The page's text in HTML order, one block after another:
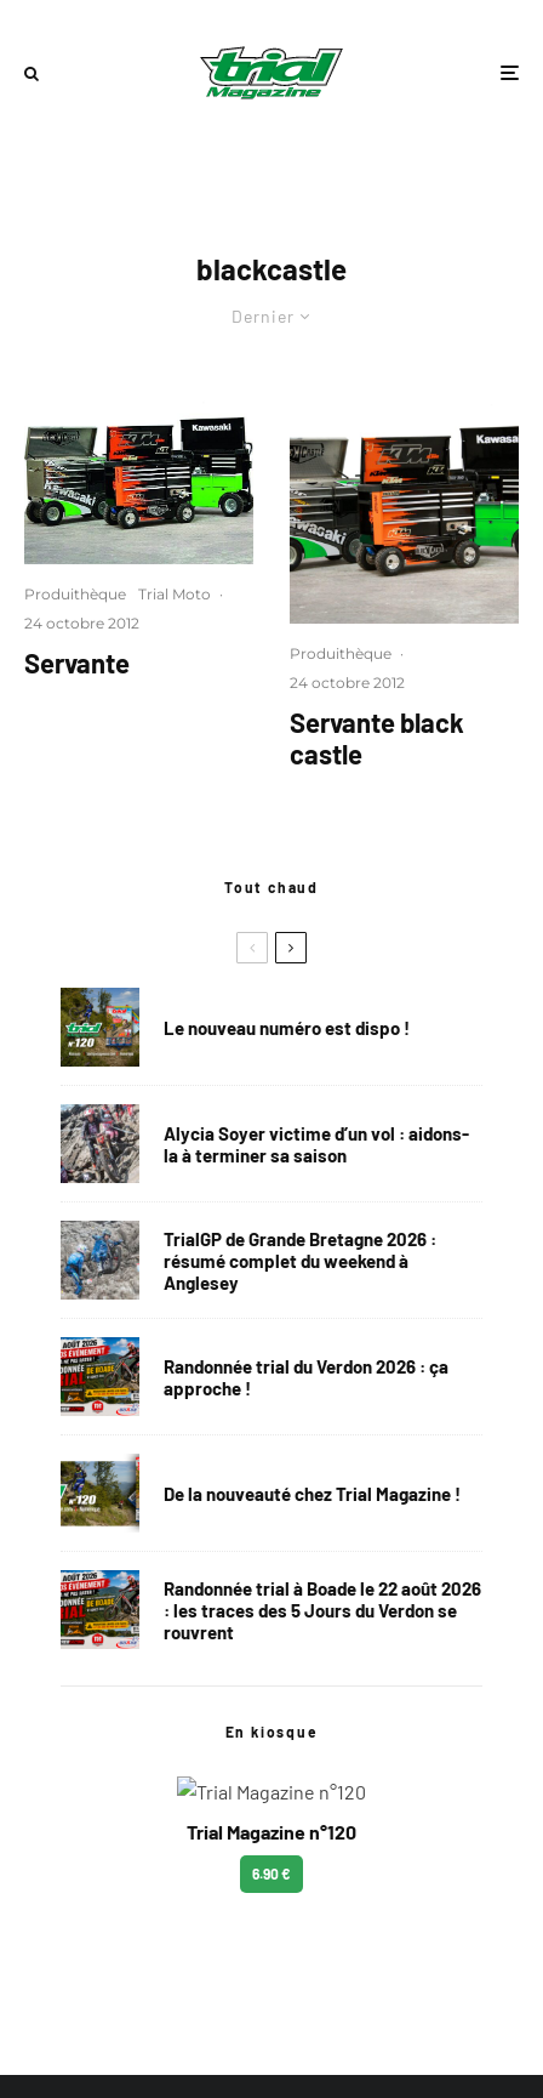
blackcastle
Dernier
Produithèque Trial Moto ·
24 octobre 2012
Servante Produithèque ·
24 octobre 2012
Servante black
castle
Tout chaud
Le nouveau numéro est dispo !
Alycia Soyer victime d’un vol : aidons-
la à terminer sa saison
TrialGP de Grande Bretagne 2026 :
résumé complet du weekend à
Anglesey
Randonnée trial du Verdon 2026 : ça
approche !
De la nouveauté chez Trial Magazine !
Randonnée trial à Boade le 22 août 2026
: les traces des 5 Jours du Verdon se
rouvrent
En kiosque
Trial Magazine n°120
6.90 €